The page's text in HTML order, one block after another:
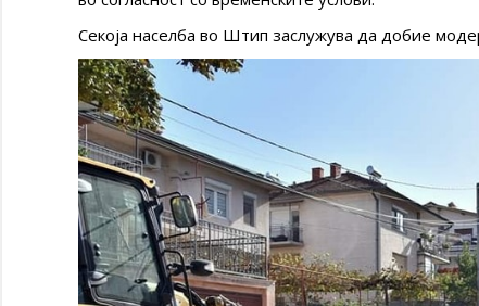
Секоја населба во Штип заслужува да добие